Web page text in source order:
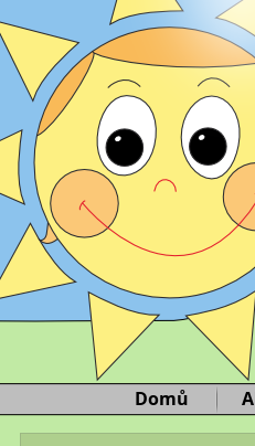
Domů